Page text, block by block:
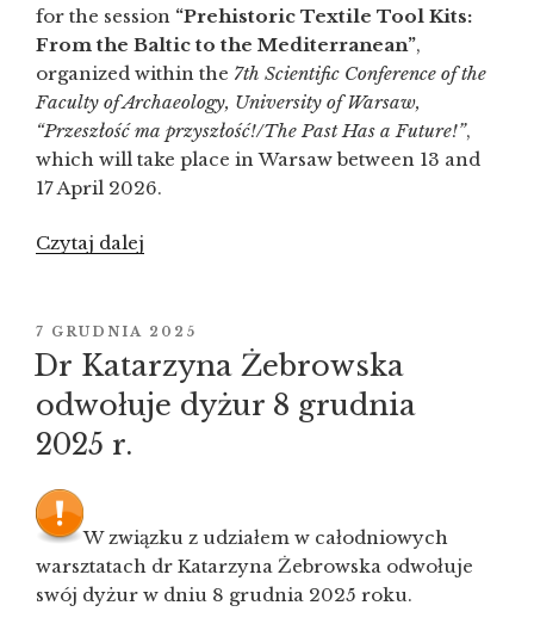
for the session “Prehistoric Textile Tool Kits:
From the Baltic to the Mediterranean”,
organized within the 7th Scientific Conference of the
Faculty of Archaeology, University of Warsaw,
“Przeszłość ma przyszłość!/The Past Has a Future!”,
which will take place in Warsaw between 13 and
17 April 2026.
Czytaj dalej
for
“Prehistoric
Textile
Tool
Baltic
to the
Mediterranean”
OPUBLIKOWANE
W
7 GRUDNIA 2025
Dr Katarzyna Żebrowska
odwołuje dyżur 8 grudnia
2025 r.
W związku z udziałem w całodniowych
warsztatach dr Katarzyna Żebrowska odwołuje
swój dyżur w dniu 8 grudnia 2025 roku.